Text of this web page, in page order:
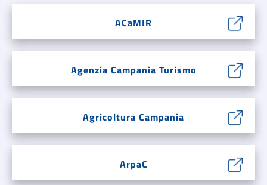
ACaMIR
Agenzia Campania Turismo
Agricoltura Campania
ArpaC